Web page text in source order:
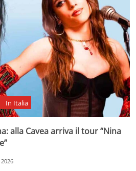
In Italia
alla Cavea arriva il tour “Nina